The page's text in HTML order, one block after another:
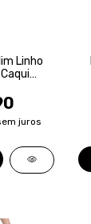
Linho
juros